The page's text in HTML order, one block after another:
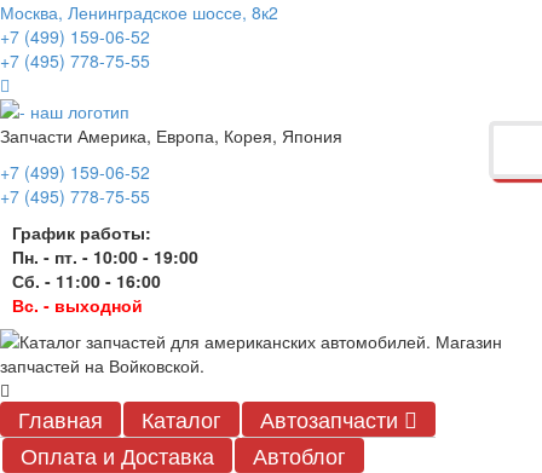
Москва, Ленинградское шоссе, 8к2
+7 (499) 159-06-52
+7 (495) 778-75-55
Запчасти Америка, Европа, Корея, Япония
+7 (499) 159-06-52
+7 (495) 778-75-55
График работы:
Пн. - пт. - 10:00 - 19:00
Сб. - 11:00 - 16:00
Вс. - выходной
Главная Каталог
Автозапчасти
Оплата и Доставка
Автоблог